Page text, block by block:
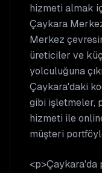
hizmeti almak
Çaykara
Merkez
üreticiler ve
yolculuğuna
Çaykara'daki
gibi işletmeler,
hizmeti ile
müşteri